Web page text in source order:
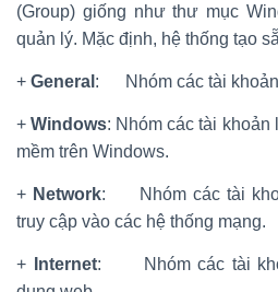
(Group) giống như thư mục
quản lý. Mặc định, hệ thống tạo
+ General : Nhóm các tài khoản
+Windows: Nhóm các tài khoản
mềm trên Windows.
+ Network: Nhóm các tài
truy cập vào các hệ thống mạng.
+ Internet: Nhóm các tài